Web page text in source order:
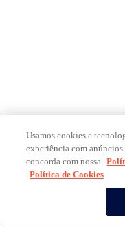
Usamos cookies e
experiência com
concorda com nossa
Política de Cookies